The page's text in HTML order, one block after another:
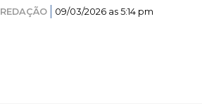
REDAÇÃO 09/03/2026 as 5:14 pm